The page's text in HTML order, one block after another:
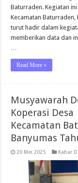
Baturraden. Kegiatan
Kecamatan
turut hadir dalam
memberikan data dan
Read More »
Musyawarah
Koperasi
Kecamatan
Banyumas
20 Mei 2025 Kabar